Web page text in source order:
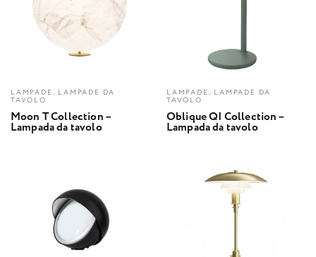
LAMPADE, LAMPADE DA
TAVOLO
Moon T Collection –
Lampada da tavolo
LAMPADE, LAMPADE DA
TAVOLO
Oblique QI Collection –
Lampada da tavolo